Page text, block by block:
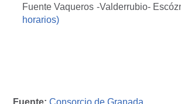
Fuente Vaqueros -Valderrubio-
horarios)